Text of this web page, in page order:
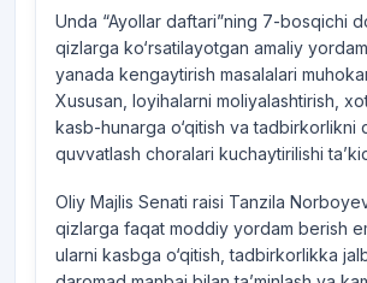
Unda “Ayollar daftari”ning 7-bosqichi
qizlarga ko‘rsatilayotgan amaliy
yanada kengaytirish masalalari
Xususan, loyihalarni moliyalashtirish,
kasb-hunarga o‘qitish va tadbirkorlikni
quvvatlash choralari kuchaytirilishi
Oliy Majlis Senati raisi Tanzila
qizlarga faqat moddiy yordam berish
ularni kasbga o‘qitish, tadbirkorlikka